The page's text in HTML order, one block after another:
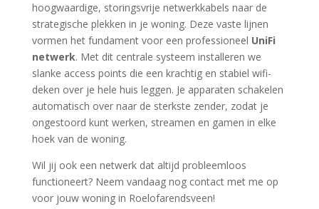
hoogwaardige, storingsvrije netwerkkabels naar de
strategische plekken in je woning. Deze vaste lijnen
vormen het fundament voor een professioneel UniFi
netwerk. Met dit centrale systeem installeren we
slanke access points die een krachtig en stabiel wifi-
deken over je hele huis leggen. Je apparaten schakelen
automatisch over naar de sterkste zender, zodat je
ongestoord kunt werken, streamen en gamen in elke
hoek van de woning.
Wil jij ook een netwerk dat altijd probleemloos
functioneert? Neem vandaag nog contact met me op
voor jouw woning in Roelofarendsveen!